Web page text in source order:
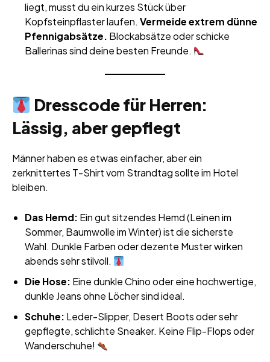
liegt, musst du ein kurzes Stück über
Kopfsteinpflaster laufen. Vermeide extrem dünne
Pfennigabsätze. Blockabsätze oder schicke
Ballerinas sind deine besten Freunde.
Dresscode für Herren:
Lässig, aber gepflegt
Männer haben es etwas einfacher, aber ein
zerknittertes T-Shirt vom Strandtag sollte im Hotel
bleiben.
Das Hemd: Ein gut sitzendes Hemd (Leinen im
Sommer, Baumwolle im Winter) ist die sicherste
Wahl. Dunkle Farben oder dezente Muster wirken
abends sehr stilvoll.
Die Hose: Eine dunkle Chino oder eine hochwertige,
dunkle Jeans ohne Löcher sind ideal.
Schuhe: Leder-Slipper, Desert Boots oder sehr
gepflegte, schlichte Sneaker. Keine Flip-Flops oder
Wanderschuhe!